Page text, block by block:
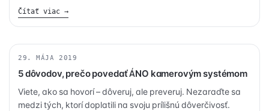
Čítať viac →
KAMERY
29. MÁJA 2019
5 dôvodov, prečo povedať ÁNO kamerovým systémom
Viete, ako sa hovorí – dôveruj, ale preveruj. Nezaraďte sa
medzi tých, ktorí doplatili na svoju prílišnú dôverčivosť.